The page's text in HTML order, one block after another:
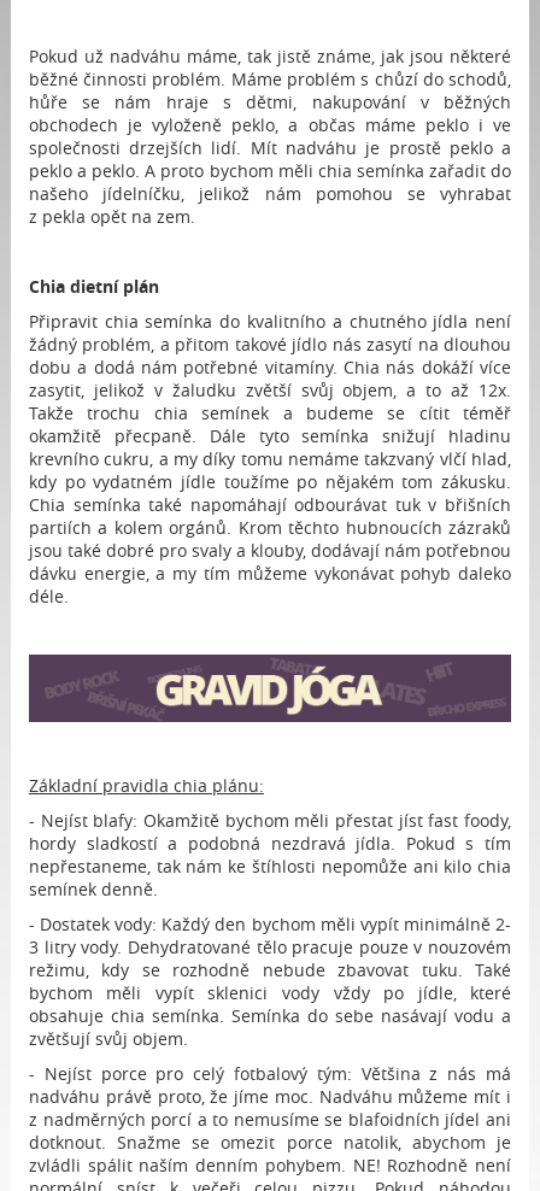
Pokud už nadváhu máme, tak jistě známe, jak jsou některé
běžné činnosti problém. Máme problém s chůzí do schodů,
hůře se nám hraje s dětmi, nakupování v běžných
obchodech je vyloženě peklo, a občas máme peklo i ve
společnosti drzejších lidí. Mít nadváhu je prostě peklo a
peklo a peklo. A proto bychom měli chia semínka zařadit do
našeho jídelníčku, jelikož nám pomohou se vyhrabat
z pekla opět na zem.
Chia dietní plán
Připravit chia semínka do kvalitního a chutného jídla není
žádný problém, a přitom takové jídlo nás zasytí na dlouhou
dobu a dodá nám potřebné vitamíny. Chia nás dokáží více
zasytit, jelikož v žaludku zvětší svůj objem, a to až 12x.
Takže trochu chia semínek a budeme se cítit téměř
okamžitě přecpaně. Dále tyto semínka snižují hladinu
krevního cukru, a my díky tomu nemáme takzvaný vlčí hlad,
kdy po vydatném jídle toužíme po nějakém tom zákusku.
Chia semínka také napomáhají odbourávat tuk v břišních
partiích a kolem orgánů. Krom těchto hubnoucích zázraků
jsou také dobré pro svaly a klouby, dodávají nám potřebnou
dávku energie, a my tím můžeme vykonávat pohyb daleko
déle.
Základní pravidla chia plánu:
- Nejíst blafy: Okamžitě bychom měli přestat jíst fast foody,
hordy sladkostí a podobná nezdravá jídla. Pokud s tím
nepřestaneme, tak nám ke štíhlosti nepomůže ani kilo chia
semínek denně.
- Dostatek vody: Každý den bychom měli vypít minimálně 2-
3 litry vody. Dehydratované tělo pracuje pouze v nouzovém
režimu, kdy se rozhodně nebude zbavovat tuku. Také
bychom měli vypít sklenici vody vždy po jídle, které
obsahuje chia semínka. Semínka do sebe nasávají vodu a
zvětšují svůj objem.
- Nejíst porce pro celý fotbalový tým: Většina z nás má
nadváhu právě proto, že jíme moc. Nadváhu můžeme mít i
z nadměrných porcí a to nemusíme se blafoidních jídel ani
dotknout. Snažme se omezit porce natolik, abychom je
zvládli spálit naším denním pohybem. NE! Rozhodně není